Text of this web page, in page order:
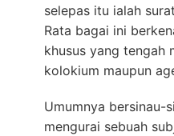
selepas itu ialah
Rata bagai ini
khusus yang tengah
kolokium maupun
Umumnya bersinau-
mengurai sebuah